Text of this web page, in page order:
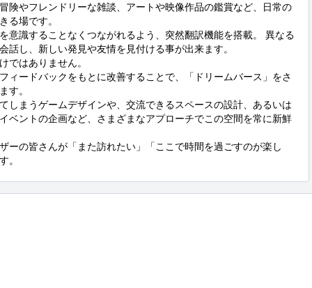
険やフレンドリーな雑談、アートや映像作品の鑑賞など、日常の
る場です。
意識することなくつながれるよう、突然翻訳機能を搭載。 異なる
話し、新しい発見や友情を見付ける事が出来ます。
ではありません。
ィードバックをもとに改善することで、「ドリームバース」をさ
す。
しまうゲームデザインや、交流できるスペースの設計、あるいは
ベントの企画など、さまざまなアプローチでこの空間を常に新鮮
ーの皆さんが「また訪れたい」「ここで時間を過ごすのが楽し
。